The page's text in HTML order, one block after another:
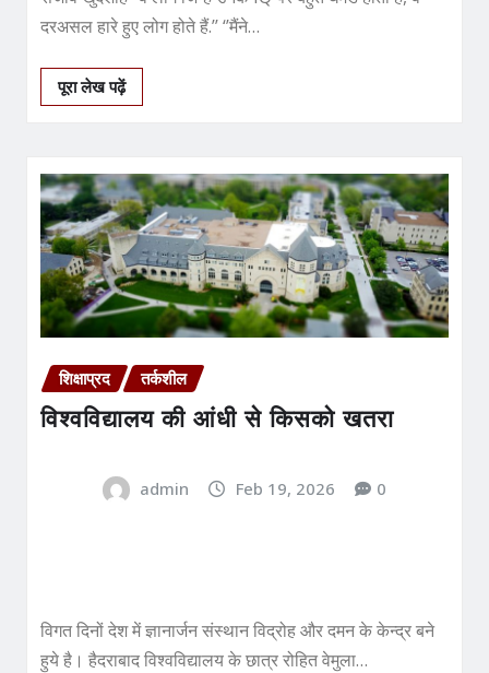
दरअसल हारे हुए लोग होते हैं.’’ ‘’मैंने…
पूरा लेख पढ़ें
शिक्षाप्रद तर्कशील
विश्‍वविद्यालय की आंधी से किसको खतरा
admin Feb 19, 2026 0
विगत दिनों देश में ज्ञानार्जन संस्‍थान विद्रोह और दमन के केन्‍द्र बने
हुये है। हैदराबाद विश्‍वविद्यालय के छात्र रोहित वेमुला…